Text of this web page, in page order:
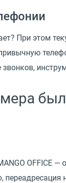
При этом
OFFICE